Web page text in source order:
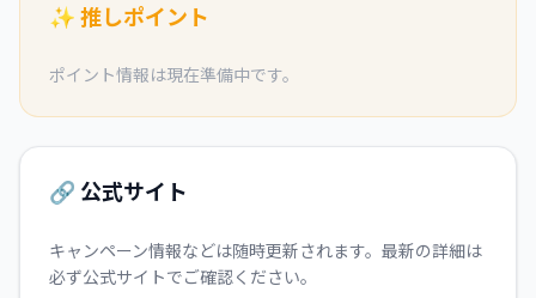
✨ 推しポイント
ポイント情報は現在準備中です。
🔗 公式サイト
キャンペーン情報などは随時更新されます。最新の詳細は
必ず公式サイトでご確認ください。